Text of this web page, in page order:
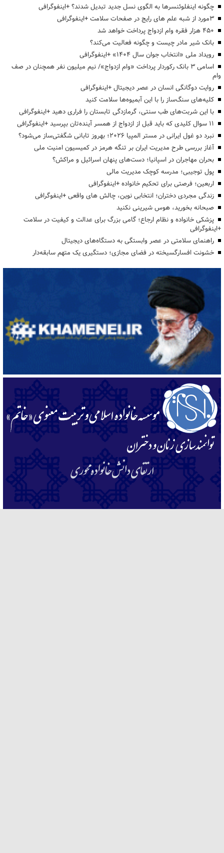
چگونه اینفلوئنسرها به الگوی نسل جدید تبدیل شدند؟ +اینفوگرافی
3مورد از شبه علم های رایج در صفحات سلامت +اینفوگرافی
۴۵۰ هزار فقره وام ازدواج پرداخت خواهد شد
بانک شیر مادر چیست و چگونه فعالیت می‌کند؟
رویداد ملی «انتخاب جوان سال ۱۴۰۴» +اینفوگرافی
اسامی ۳ بانک رکوردار پرداخت «وام ازدواج»/ نیم میلیون نفر همچنان در صف
وام
روایت دوگانگی انسان در عصر دیجیتال +اینفوگرافی
کلیه‌های سنگ‌ساز را با این آبمیوه‌ها سلامت کنید
با این شربت‌های طب سنتی، گرمازدگی تابستان را فراری دهید +اینفوگرافی
۱۱ سوال کلیدی که باید قبل از ازدواج از همسر آینده‌تان بپرسید +اینفوگرافی
نبرد دو غول ایرانی در مستر المپیا ۲۰۲۶؛ بهروز تابانی شگفتی‌ساز می‌شود؟
آغاز بررسی طرح مدیریت ایران بر تنگه هرمز در کمیسیون امنیت ملی
بحران مهاجران در اسپانیا؛ دست‌های پنهان اسرائیل و مراکش؟
پول توجیبی؛ مدرسه کوچک مدیریت مالی
اربعین؛ فرصتی برای تحکیم خانواده +اینفوگرافی
زندگی مجردی دختران؛ انتخابی نوین، چالش های واقعی +اینفوگرافی
صبحانه بخورید، هوس شیرینی نکنید
پزشکی خانواده و نظام ارجاع؛ گامی بزرگ برای عدالت و کیفیت در سلامت
+اینفوگرافی
راهنمای سلامتی در عصر وابستگی به دستگاه‌های دیجیتال
خشونت افسارگسیخته در فضای مجازی؛ دستگیری یک متهم سابقه‌دار